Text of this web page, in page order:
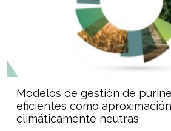
Modelos de gestión de
eficientes como
climáticamente neutras